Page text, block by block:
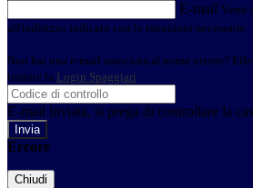
E-mail Verrà
all'indirizzo indicato con le istruzioni necessarie.
Non hai una e-mail associata al nome utente?
tramite la Login Spaggiari
E-mail inviata, si prega di controllare la
Errore
Chiudi